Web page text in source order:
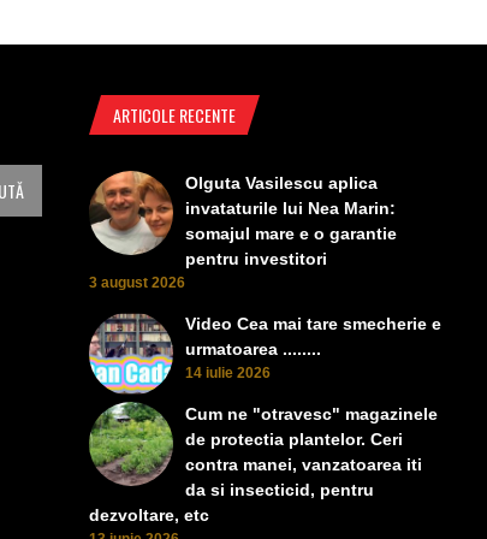
ARTICOLE RECENTE
Olguta Vasilescu aplica
invataturile lui Nea Marin:
somajul mare e o garantie
pentru investitori
3 august 2026
Video Cea mai tare smecherie e
urmatoarea ........
14 iulie 2026
Cum ne "otravesc" magazinele
de protectia plantelor. Ceri
contra manei, vanzatoarea iti
da si insecticid, pentru
dezvoltare, etc